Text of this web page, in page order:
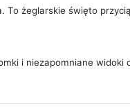
żeglarskie święto
i niezapomniane